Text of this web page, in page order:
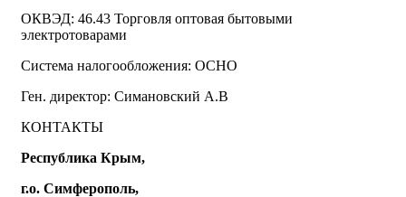
ОКВЭД: 46.43 Торговля оптовая бытовыми
электротоварами
Система налогообложения: ОСНО
Ген. директор: Симановский А.В
КОНТАКТЫ
Республика Крым,
г.о. Симферополь,